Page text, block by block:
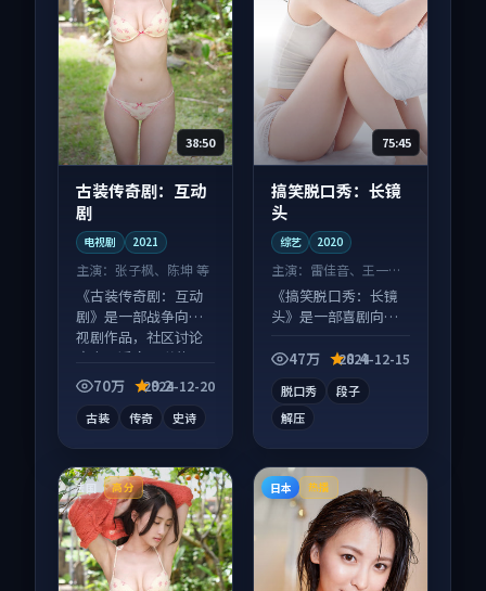
38:50
古装传奇剧：互动
剧
电视剧 2021
主演： 张子枫、陈坤 等
《古装传奇剧：互动
剧》是一部战争向电
视剧作品，社区讨论
度高，适合配弹幕观
看。70万 9.2
2024-12-20
古装 传奇 史诗
75:45
搞笑脱口秀：长镜
头
综艺 2020
主演： 雷佳音、王一博
等
《搞笑脱口秀：长镜
头》是一部喜剧向综
酵，适合周末一口气
47万 8.4
2024-12-15
脱口秀
段子
解压
法国 高分 日本 热播